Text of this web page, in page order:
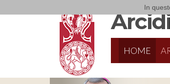
In
HOME